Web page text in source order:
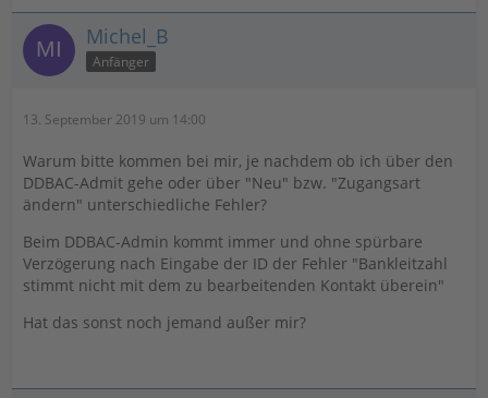
Michel_B
Anfänger
13. September 2019 um 14:00
Warum bitte kommen bei mir, je nachdem ob ich über den
DDBAC-Admit gehe oder über "Neu" bzw. "Zugangsart
ändern" unterschiedliche Fehler?
Beim DDBAC-Admin kommt immer und ohne spürbare
Verzögerung nach Eingabe der ID der Fehler "Bankleitzahl
stimmt nicht mit dem zu bearbeitenden Kontakt überein"
Hat das sonst noch jemand außer mir?